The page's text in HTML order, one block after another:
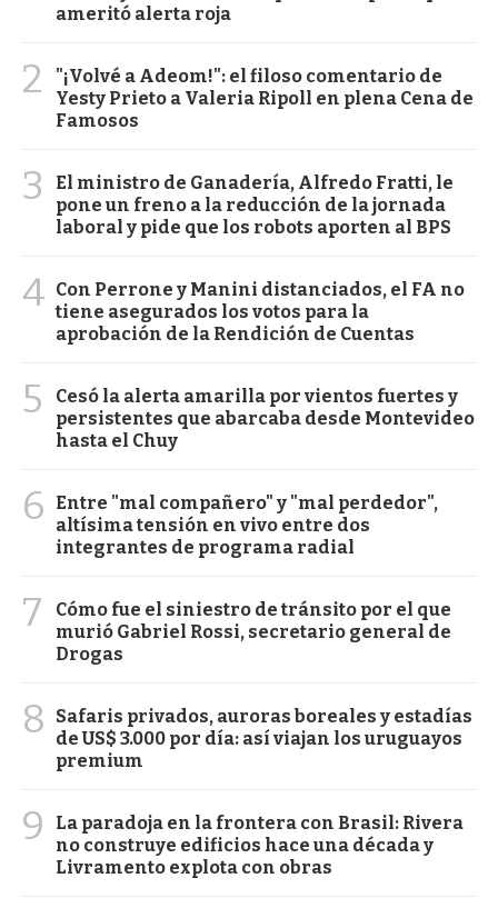
ameritó alerta roja
2
"¡Volvé a Adeom!": el filoso comentario de
Yesty Prieto a Valeria Ripoll en plena Cena de
Famosos
3
El ministro de Ganadería, Alfredo Fratti, le
pone un freno a la reducción de la jornada
laboral y pide que los robots aporten al BPS
4 Con Perrone y Manini distanciados, el FA no
tiene asegurados los votos para la
aprobación de la Rendición de Cuentas
5
Cesó la alerta amarilla por vientos fuertes y
persistentes que abarcaba desde Montevideo
hasta el Chuy
6
Entre "mal compañero" y "mal perdedor",
altísima tensión en vivo entre dos
integrantes de programa radial
7
Cómo fue el siniestro de tránsito por el que
murió Gabriel Rossi, secretario general de
Drogas
8
Safaris privados, auroras boreales y estadías
de US$ 3.000 por día: así viajan los uruguayos
premium
9
La paradoja en la frontera con Brasil: Rivera
no construye edificios hace una década y
Livramento explota con obras